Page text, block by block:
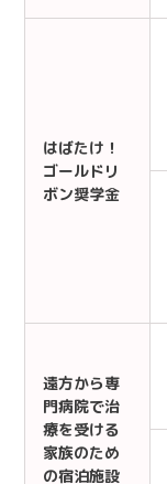
はばたけ！
ゴールドリ
ボン奨学金
遠方から専
門病院で治
療を受ける
家族のため
の宿泊施設